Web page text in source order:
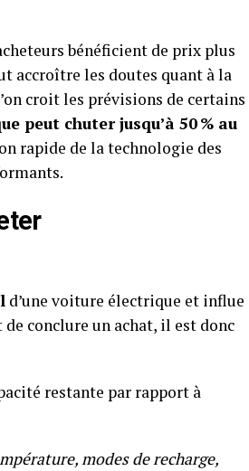
bénéficient de prix plus
accroître les doutes quant à la
croit les prévisions de certains
peut chuter jusqu’à 50 % au
rapide de la technologie des
d’une voiture électrique et influe
conclure un achat, il est donc
restante par rapport à
modes de recharge,